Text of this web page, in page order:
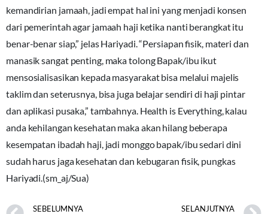
kemandirian jamaah, jadi empat hal ini yang menjadi konsen
dari pemerintah agar jamaah haji ketika nanti berangkat itu
benar-benar siap,” jelas Hariyadi. “Persiapan fisik, materi dan
manasik sangat penting, maka tolong Bapak/ibu ikut
mensosialisasikan kepada masyarakat bisa melalui majelis
taklim dan seterusnya, bisa juga belajar sendiri di haji pintar
dan aplikasi pusaka,” tambahnya. Health is Everything, kalau
anda kehilangan kesehatan maka akan hilang beberapa
kesempatan ibadah haji, jadi monggo bapak/ibu sedari dini
sudah harus jaga kesehatan dan kebugaran fisik, pungkas
Hariyadi.(sm_aj/Sua)
SEBELUMNYA SELANJUTNYA